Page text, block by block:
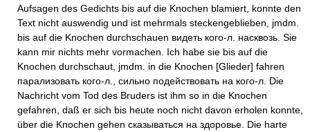
Aufsagen des Gedichts bis auf die Knochen blamiert, konnte den
Text nicht auswendig und ist mehrmals steckengeblieben, jmdm.
bis auf die Knochen durchschauen видеть кого-л. насквозь. Sie
kann mir nichts mehr vormachen. Ich habe sie bis auf die
Knochen durchschaut, jmdm. in die Knochen [Glieder] fahren
парализовать кого-л., сильно подействовать на кого-л. Die
Nachricht vom Tod des Bruders ist ihm so in die Knochen
gefahren, daß er sich bis heute noch nicht davon erholen konnte,
über die Knochen gehen сказываться на здоровье. Die harte